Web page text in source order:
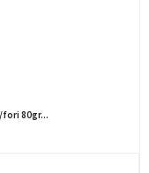
fori 80gr...